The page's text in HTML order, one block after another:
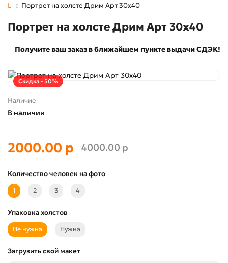
Портрет на холсте Дрим Арт 30x40
Портрет на холсте Дрим Арт 30x40
Получите ваш заказ в ближайшем пункте выдачи СДЭК!
Скидка - 50%
Наличие
В наличии
2000.00 р 4000.00 р
Количество человек на фото
1 2 3 4
Упаковка холстов
Не нужна Нужна
Загрузить свой макет